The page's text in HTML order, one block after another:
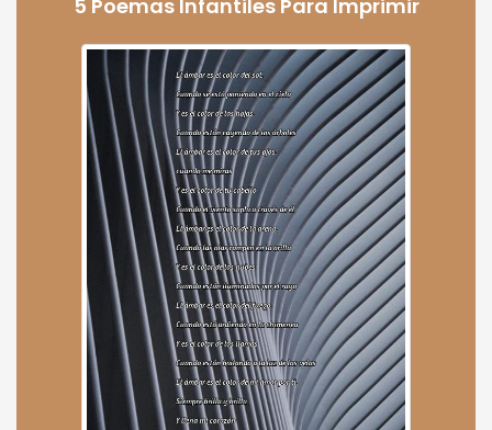
5 Poemas Infantiles Para Imprimir